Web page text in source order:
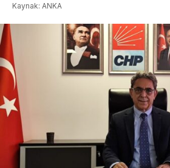
Kaynak: ANKA